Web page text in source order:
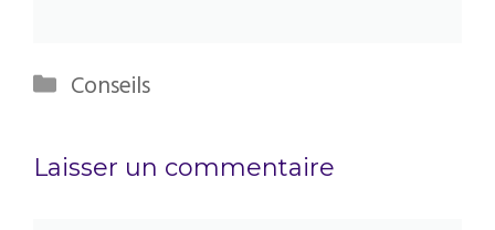
Catégories
Conseils
Laisser un commentaire